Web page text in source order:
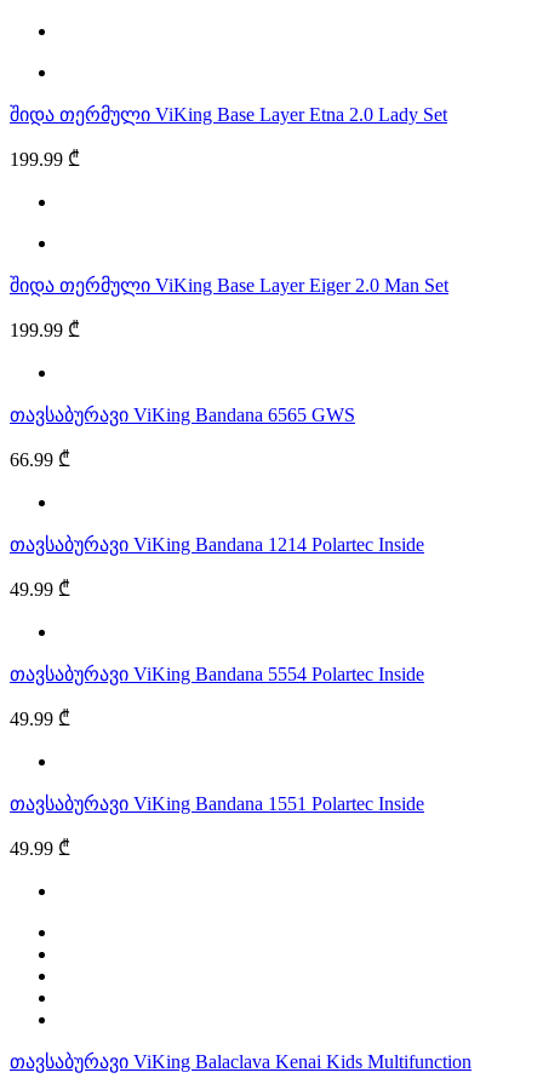
შიდა თერმული ViKing Base Layer Etna 2.0 Lady Set
199.99 ₾
შიდა თერმული ViKing Base Layer Eiger 2.0 Man Set
199.99 ₾
თავსაბურავი ViKing Bandana 6565 GWS
66.99 ₾
თავსაბურავი ViKing Bandana 1214 Polartec Inside
49.99 ₾
თავსაბურავი ViKing Bandana 5554 Polartec Inside
49.99 ₾
თავსაბურავი ViKing Bandana 1551 Polartec Inside
49.99 ₾
თავსაბურავი ViKing Balaclava Kenai Kids Multifunction